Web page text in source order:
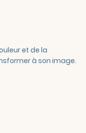
et de la
à son image.